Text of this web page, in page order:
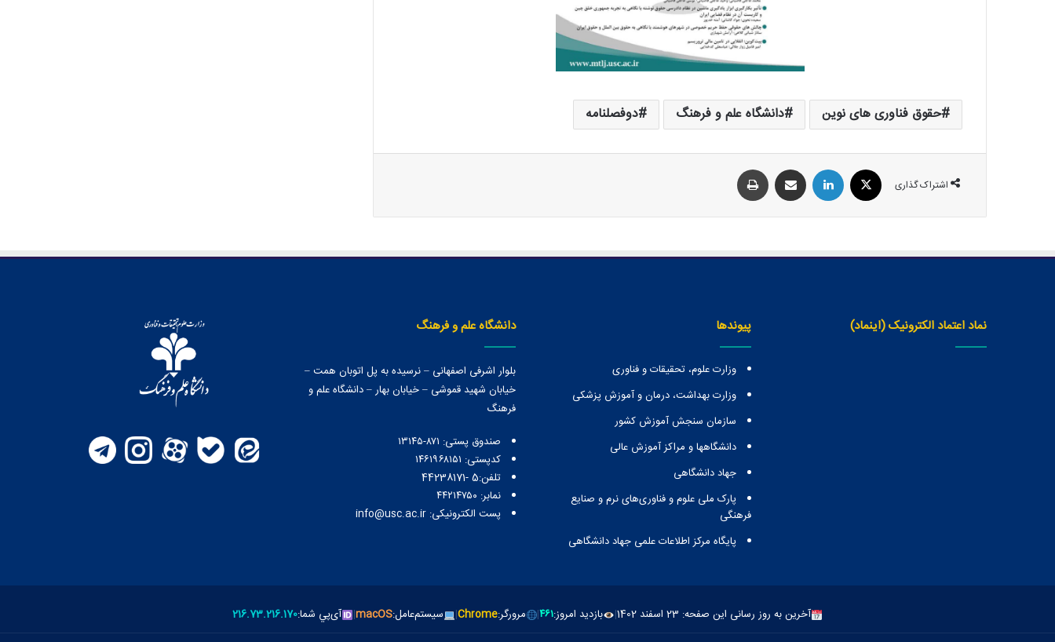
حقوق فناوری های نوین دانشگاه علم و فرهنگ دوفصلنامه
اشتراک گذاری
نماد اعتماد الکترونیک (اینماد) پیوندها
وزارت علوم، تحقیقات و فناوری
وزارت بهداشت، درمان و آموزش پزشکی
سازمان سنجش آموزش کشور
دانشگاهها و مراكز آموزش عالی
جهاد دانشگاهی
پارک ملی علوم و فناوری‌های نرم و صنایع
فرهنگی
پایگاه مرکز اطلاعات علمی جهاد دانشگاهی
دانشگاه علم و فرهنگ
بلوار اشرفی اصفهانی – نرسیده به پل اتوبان همت –
خیابان شهید قموشی – خیابان بهار – دانشگاه علم و
فرهنگ
صندوق پستی:‌ ۸۷۱-۱۳۱۴۵
کدپستی: ۱۴۶۱۹۶۸۱۵۱
تلفن:5 -44238171
نمابر: ۴۴۲۱۴۷۵۰
پست الکترونیکی: info@usc.ac.ir
آخرین به روز رسانی این صفحه: 23 اسفند 1402 | بازدید امروز:۴۶۱| مرورگر:Chrome
| سیستم‌عامل:macOS
| آی‌پي شما:216.73.216.170